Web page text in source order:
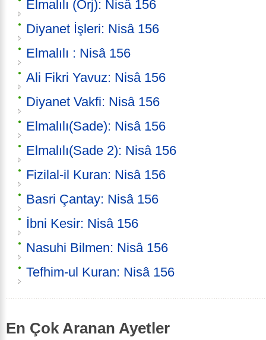
Elmalılı (Orj): Nisâ 156
Diyanet İşleri: Nisâ 156
Elmalılı : Nisâ 156
Ali Fikri Yavuz: Nisâ 156
Diyanet Vakfi: Nisâ 156
Elmalılı(Sade): Nisâ 156
Elmalılı(Sade 2): Nisâ 156
Fizilal-il Kuran: Nisâ 156
Basri Çantay: Nisâ 156
İbni Kesir: Nisâ 156
Nasuhi Bilmen: Nisâ 156
Tefhim-ul Kuran: Nisâ 156
En Çok Aranan Ayetler